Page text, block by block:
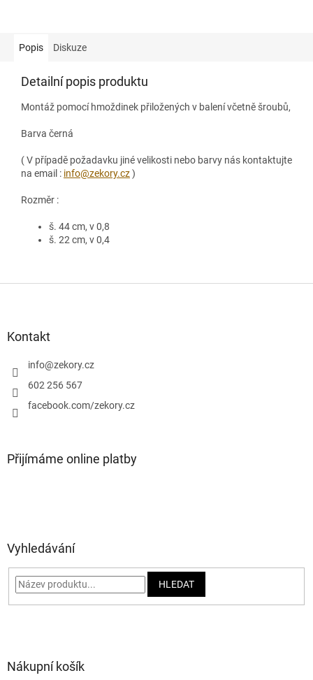
Popis Diskuze
Detailní popis produktu
Montáž pomocí hmoždinek přiložených v balení včetně šroubů,
Barva černá
( V případě požadavku jiné velikosti nebo barvy nás kontaktujte
na email : info@zekory.cz)
Rozměr :
š. 44 cm, v 0,8
š. 22 cm, v 0,4
Kontakt
info@zekory.cz
602 256 567
facebook.com/zekory.cz
Přijímáme online platby
Vyhledávání
HLEDAT
Nákupní košík